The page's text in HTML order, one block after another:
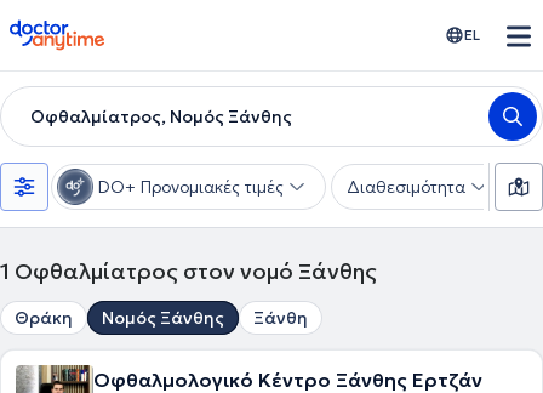
doctoranytime EL
Οφθαλμίατρος, Νομός Ξάνθης
DO+ Προνομιακές τιμές Διαθεσιμότητα
1 Οφθαλμίατρος στον νομό Ξάνθης
Θράκη Νομός Ξάνθης Ξάνθη
Οφθαλμολογικό Κέντρο Ξάνθης Ερτζάν